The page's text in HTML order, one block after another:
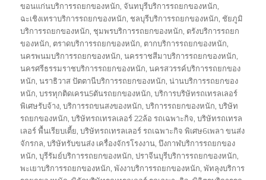
ขอนแก่นบริการรถยกของหนัก, จันทบุรีบริการรถยกของหนัก,
ฉะเชิงเทราบริการรถยกของหนัก, ชลบุรีบริการรถยกของหนัก, ชัยภูมิ
บริการรถยกของหนัก, ชุมพรบริการรถยกของหนัก, ตรังบริการรถยก
ของหนัก, ตราดบริการรถยกของหนัก, ตากบริการรถยกของหนัก,
นครพนมบริการรถยกของหนัก,นครราชสีมาบริการรถยกของหนัก,
นครศรีธรรมราชบริการรถยกของหนัก,นครสวรรค์บริการรถยกของ
หนัก,นราธิวาส ปัตตานีบริการรถยกของหนัก,น่านบริการรถยกของ
หนัก,บรรทุกติดเครน5ตันรถยกของหนัก,บริการบริษัทรถเทรลเลอร์
พิเศษรับจ้าง,บริการรถขนสงของหนัก,บริการรถยกของหนัก,บริษัท
รถยกของหนัก,บริษัทรถเทรลเลอร์ 22ล้อ รถเฉพาะกิจ,บริษัทรถเทรล
เลอร์ พื้นเรียบเตี้ย,บริษัทรถเทรลเลอร์ รถเฉพาะกิจ พิเศษ6เพลา ขนส่ง
จักรกล,บริษัทรับขนส่ง เครื่องจักรโรงงาน,บึงกาฬบริการรถยกของ
หนัก,บุรีรัมย์บริการรถยกของหนัก,ปราจีนบุรีบริการรถยกของหนัก,
พะเยาบริการรถยกของหนัก,พังงาบริการรถยกของหนัก,พัทลุงบริการ